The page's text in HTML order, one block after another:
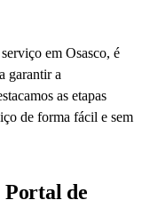
em Osasco, é
garantir a
as etapas
de forma fácil e sem
Portal de